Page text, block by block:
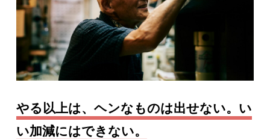
やる以上は、ヘンなものは出せない。い
い加減にはできない。